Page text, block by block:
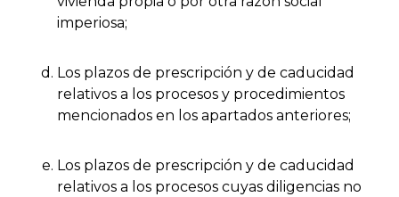
imperiosa;
Los plazos de prescripción y de caducidad
relativos a los procesos y procedimientos
mencionados en los apartados anteriores;
Los plazos de prescripción y de caducidad
relativos a los procesos cuyas diligencias no